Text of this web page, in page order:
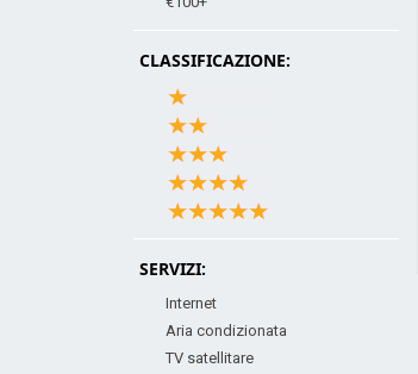
CLASSIFICAZIONE:
SERVIZI:
Internet
Aria condizionata
TV satellitare